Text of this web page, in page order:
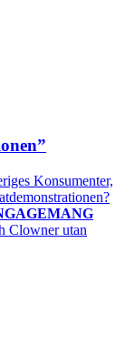
Konsumenter,
Clowner utan